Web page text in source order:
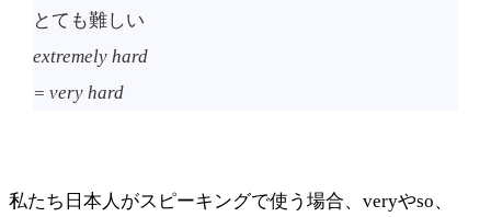
とても難しい
extremely hard
= very hard
私たち日本人がスピーキングで使う場合、veryやso、